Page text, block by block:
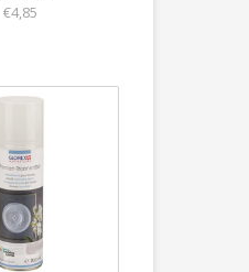
€4,85